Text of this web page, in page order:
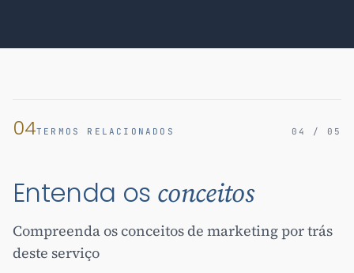
04TERMOS RELACIONADOS 04 / 05
Entenda os conceitos
Compreenda os conceitos de marketing por trás
deste serviço